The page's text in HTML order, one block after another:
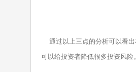
通过以上三点的分析可以看出
可以给投资者降低很多投资风险。